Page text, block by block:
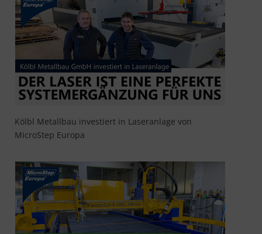
Kölbl Metallbau investiert in Laseranlage von
MicroStep Europa